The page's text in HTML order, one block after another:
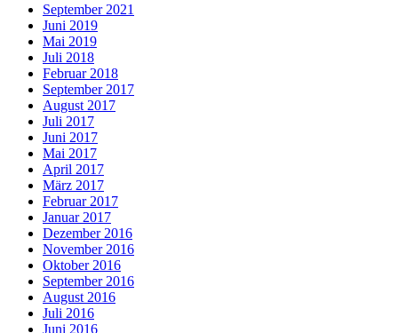
September 2021
Juni 2019
Mai 2019
Juli 2018
Februar 2018
September 2017
August 2017
Juli 2017
Juni 2017
Mai 2017
April 2017
März 2017
Februar 2017
Januar 2017
Dezember 2016
November 2016
Oktober 2016
September 2016
August 2016
Juli 2016
Juni 2016